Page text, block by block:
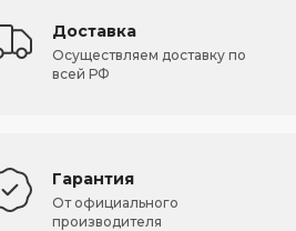
Доставка
Осуществляем доставку по
всей РФ
Гарантия
От официального
производителя